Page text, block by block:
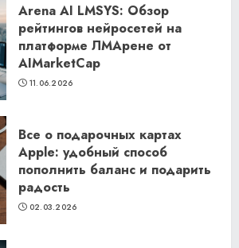
Arena AI LMSYS: Обзор
рейтингов нейросетей на
платформе ЛМАрене от
AIMarketCap
11.06.2026
Все о подарочных картах
Apple: удобный способ
пополнить баланс и подарить
радость
02.03.2026